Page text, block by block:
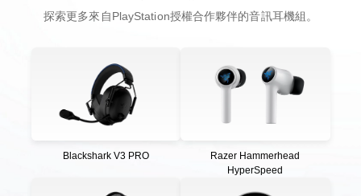
探索更多來自PlayStation授權合作夥伴的音訊耳機組。
Blackshark V3 PRO
Razer Hammerhead
HyperSpeed